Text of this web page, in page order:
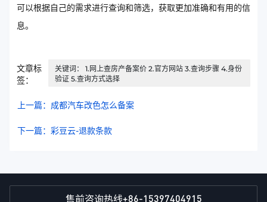
可以根据自己的需求进行查询和筛选，获取更加准确和有用的信
息。
文章标
签：
关键词： 1.网上查房产备案价 2.官方网站 3.查询步骤 4.身份
验证 5.查询方式选择
上一篇：成都汽车改色怎么备案
下一篇：彩豆云-退款条款
售前咨询热线+86-15397404915